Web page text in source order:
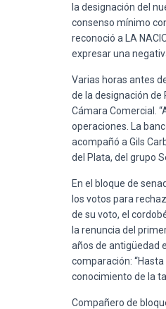
la designación del
consenso mínimo
reconoció a LA
expresar una
Varias horas antes
de la designación de
Cámara Comercial.
operaciones. La
acompañó a Gils
del Plata, del grupo
En el bloque de
los votos para
de su voto, el
la renuncia del
años de antigüedad
comparación:
conocimiento de la
Compañero de